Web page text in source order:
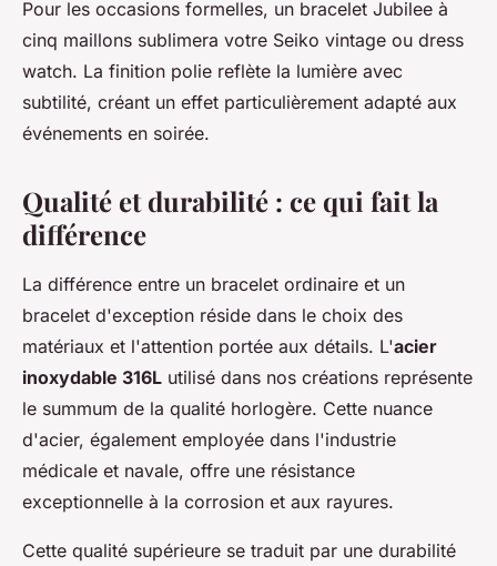
Pour les occasions formelles, un bracelet Jubilee à
cinq maillons sublimera votre Seiko vintage ou dress
watch. La finition polie reflète la lumière avec
subtilité, créant un effet particulièrement adapté aux
événements en soirée.
Qualité et durabilité : ce qui fait la
différence
La différence entre un bracelet ordinaire et un
bracelet d'exception réside dans le choix des
matériaux et l'attention portée aux détails. L'acier
inoxydable 316L utilisé dans nos créations représente
le summum de la qualité horlogère. Cette nuance
d'acier, également employée dans l'industrie
médicale et navale, offre une résistance
exceptionnelle à la corrosion et aux rayures.
Cette qualité supérieure se traduit par une durabilité